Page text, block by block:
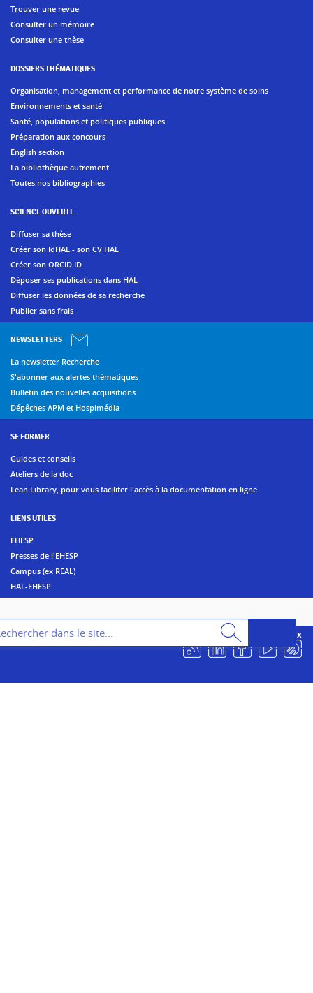
Trouver une revue
Consulter un mémoire
Consulter une thèse
DOSSIERS THÉMATIQUES
Organisation, management et performance de notre système de soins
Environnements et santé
Santé, populations et politiques publiques
Préparation aux concours
English section
La bibliothèque autrement
Toutes nos bibliographies
SCIENCE OUVERTE
Diffuser sa thèse
Créer son IdHAL - son CV HAL
Créer son ORCID ID
Déposer ses publications dans HAL
Diffuser les données de sa recherche
Publier sans frais
NEWSLETTERS
La newsletter Recherche
S'abonner aux alertes thématiques
Bulletin des nouvelles acquisitions
Dépêches APM et Hospimédia
SE FORMER
Guides et conseils
Ateliers de la doc
Lean Library, pour vous faciliter l'accès à la documentation en ligne
LIENS UTILES
EHESP
Presses de l'EHESP
Campus (ex REAL)
HAL-EHESP
Suivez les bibliothèques de l'EHESP sur les réseaux sociaux